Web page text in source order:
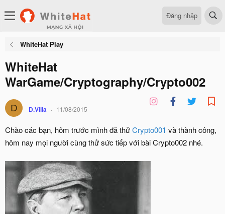
Đăng nhập
WhiteHat Play
WhiteHat
WarGame/Cryptography/Crypto002
D D.Villa 11/08/2015
Chào các bạn, hôm trước mình đã thửCrypto001 và thành công,
hôm nay mọi người cùng thử sức tiếp với bài Crypto002 nhé.